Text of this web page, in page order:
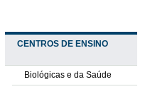
CENTROS DE ENSINO
Biológicas e da Saúde